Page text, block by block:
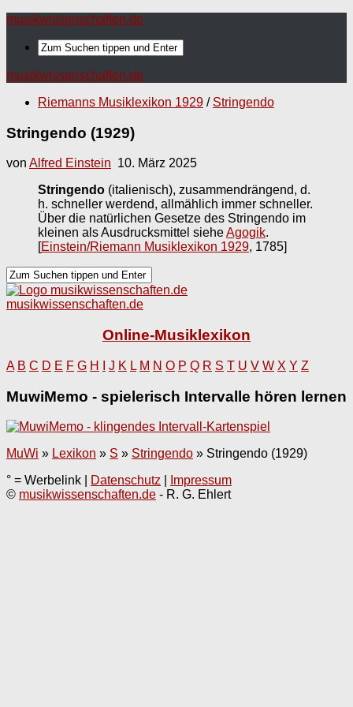
musikwissenschaften.de
musikwissenschaften.de
Riemanns Musiklexikon 1929 / Stringendo
Stringendo (1929)
von Alfred Einstein 10. März 2025
Stringendo (italienisch), zusammendrängend, d.
h. schneller werdend, allmählich immer schneller.
Über die natürlichen Gesetze des Stringendo im
kleinen als Ausdrucksmittel sieheAgogik.
[Einstein/Riemann Musiklexikon 1929, 1785]
musikwissenschaften.de
Online-Musiklexikon
A B C D E F G H J K L M N O P Q R S T U V W X Y Z
MuwiMemo - spielerisch Intervalle hören lernen
MuWi » Lexikon » S » Stringendo » Stringendo (1929)
° = Werbelink |
Datenschutz
Impressum
© musikwissenschaften.de - R. G. Ehlert